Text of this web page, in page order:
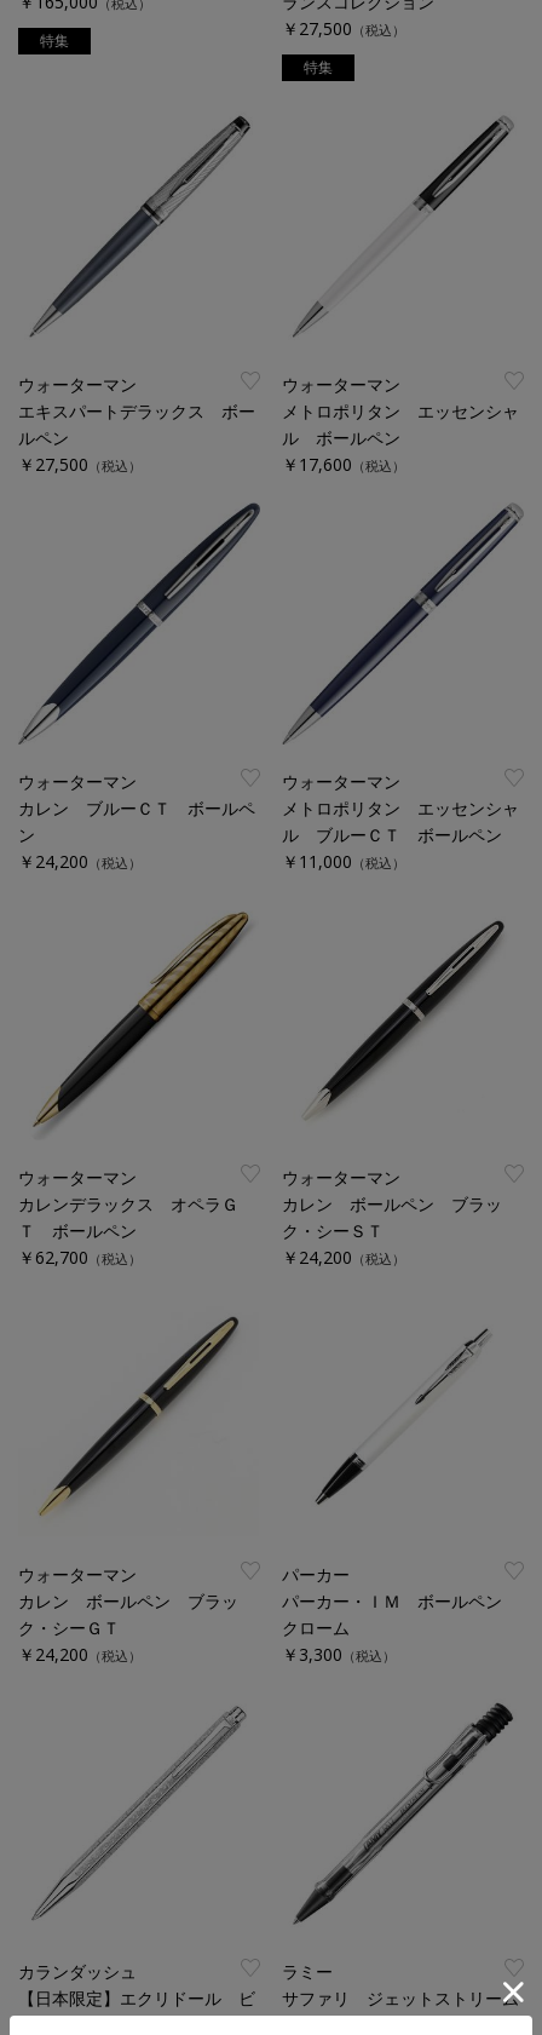
特集
￥27,500 （税込）
特集
ウォーターマン
エキスパートデラックス ボー
ルペン
￥27,500 （税込）
ウォーターマン
メトロポリタン エッセンシャ
ル ボールペン
￥17,600 （税込）
ウォーターマン
カレン ブルーＣＴ ボールペ
ン
￥24,200 （税込）
ウォーターマン
メトロポリタン エッセンシャ
ル ブルーＣＴ ボールペン
￥11,000 （税込）
ウォーターマン
カレンデラックス オペラＧ
Ｔ ボールペン
￥62,700 （税込）
ウォーターマン
カレン ボールペン ブラッ
ク・シーＳＴ
￥24,200 （税込）
ウォーターマン
カレン ボールペン ブラッ
ク・シーＧＴ
￥24,200 （税込）
パーカー
パーカー・ＩＭ ボールペン
クローム
￥3,300 （税込）
カランダッシュ
【日本限定】エクリドール ビ
ラミー
サファリ ジェットストリーム